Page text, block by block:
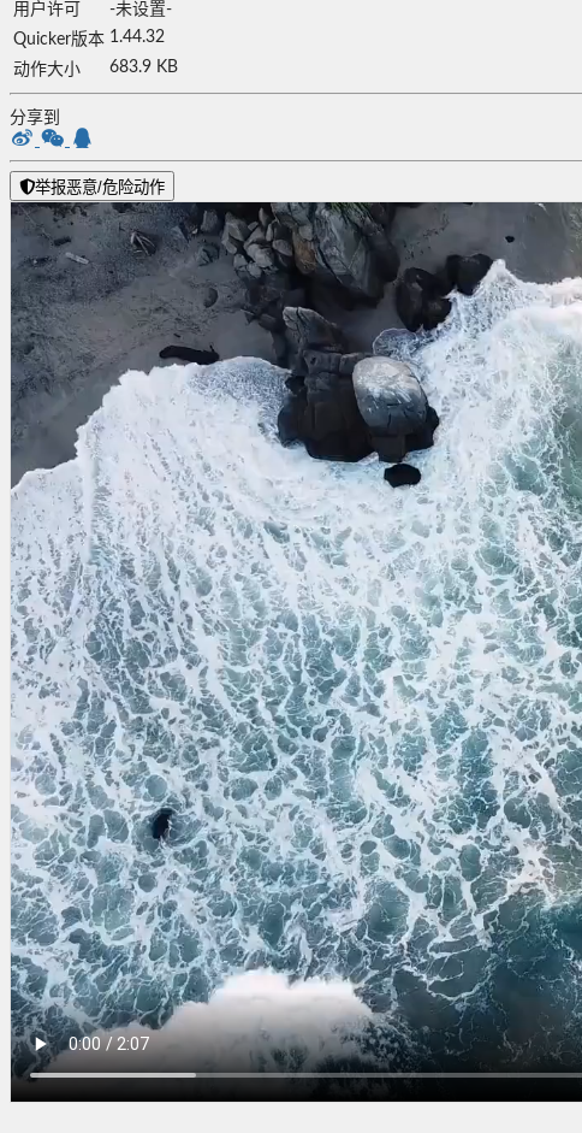
用户许可
-未设置-
Quicker版本 1.44.32
动作大小
683.9 KB
分享到
举报恶意/危险动作